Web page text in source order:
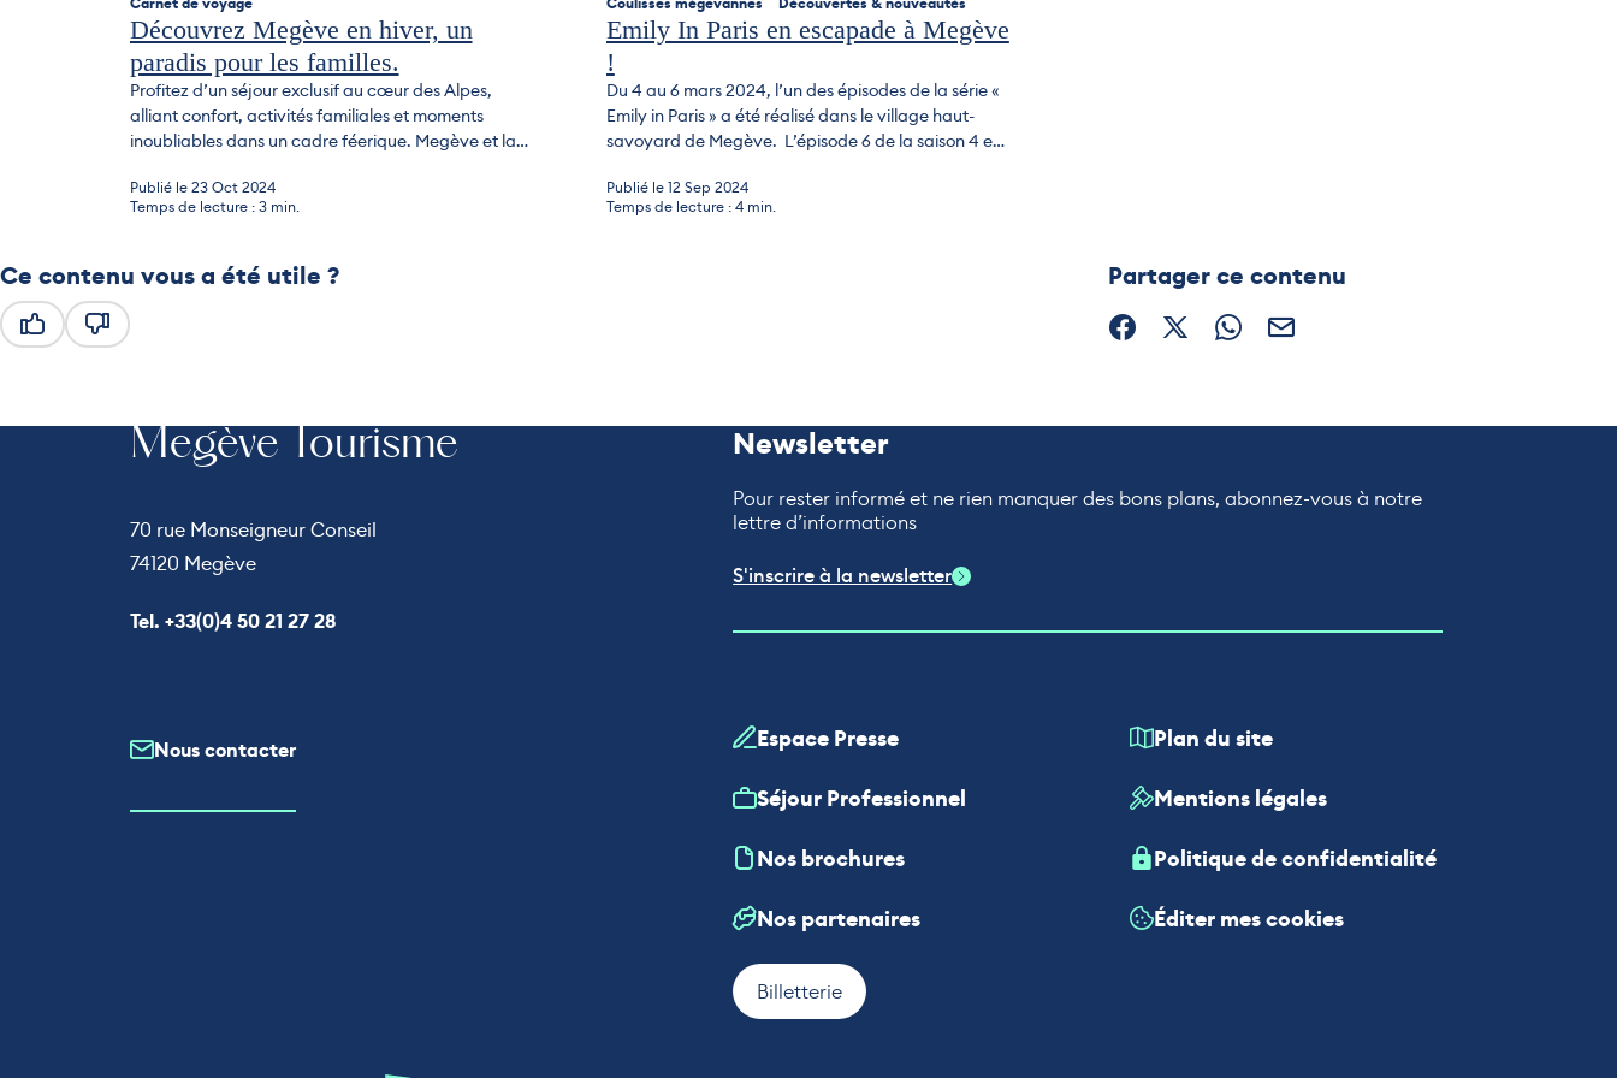
Découvrez Megève en hiver, un
paradis pour les familles.
Profitez d’un séjour exclusif au cœur des Alpes,
alliant confort, activités familiales et moments
inoubliables dans un cadre féerique. Megève et la
transforme en un village enchanté dès l’arrivée de
l’hiver. Flocons scintillants, sapins décorés et ruelles
coin respire...
Publié le 23 Oct 2024
Temps de lecture : 3 min.
Emily In Paris en escapade à Megève
!
Du 4 au 6 mars 2024, l’un des épisodes de la série «
Emily in Paris » a été réalisé dans le village haut-
savoyard de Megève. L’épisode 6 de la saison 4 est
française des Américaines. C’est ainsi que Megève,
capitale de l’art de vivre alpin...
Publié le 12 Sep 2024
Temps de lecture : 4 min.
Ce contenu vous a été utile ? Partager ce contenu
Partager sur Facebook (nouvelle fenêtre)
Partager sur X / Twitter (nouvelle fenêtre)
Partager sur WhatsApp
Partager par mail
Megève Tourisme
70 rue Monseigneur Conseil
74120 Megève
Appeler le
Tel. +33(0)4 50 21 27 28
Nous contacter
Newsletter
Pour rester informé et ne rien manquer des bons plans, abonnez-vous à notre
lettre d’informations
S'inscrire à la newsletter
Espace Presse
Séjour Professionnel
Nos brochures
Nos partenaires
Plan du site
Mentions légales
Politique de confidentialité
Éditer mes cookies
Billetterie